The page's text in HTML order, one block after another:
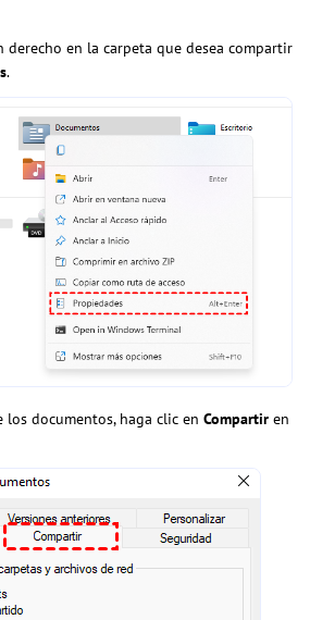
derecho en la carpeta que desea compartir
.
los documentos, haga clic en Compartir en